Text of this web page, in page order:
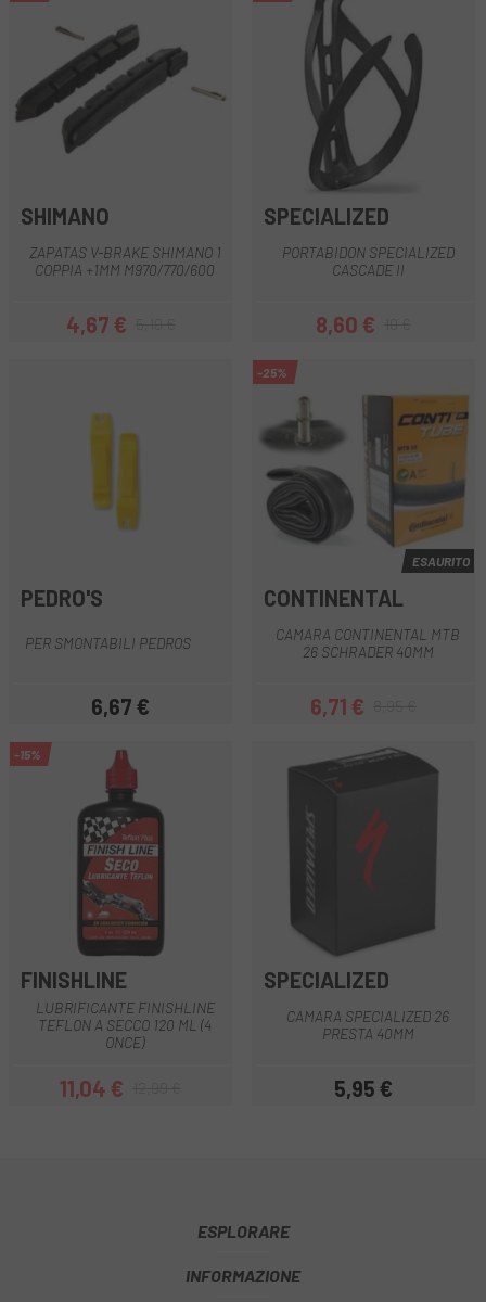
SHIMANO
ZAPATAS V-BRAKE SHIMANO 1
COPPIA +1MM M970/770/600
Prezzo
4,67 €Prezzo base
SPECIALIZED
PORTABIDON SPECIALIZED
CASCADE II
Prezzo
8,60 €Prezzo base
PEDRO'S
PER SMONTABILI PEDROS
Prezzo
6,67 €
-25%
ESAURITO
CONTINENTAL
CAMARA CONTINENTAL MTB
26 SCHRADER 40MM
Prezzo
6,71 €Prezzo base
-15%
FINISHLINE
LUBRIFICANTE FINISHLINE
TEFLON A SECCO 120 ML (4
ONCE)
Prezzo
11,04 €Prezzo base
SPECIALIZED
CAMARA SPECIALIZED 26
PRESTA 40MM
Prezzo
5,95 €
ESPLORARE
INFORMAZIONE